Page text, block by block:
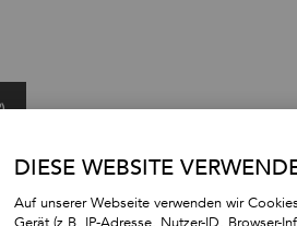
DIESE WEBSITE
Auf unserer Webseite verwenden wir